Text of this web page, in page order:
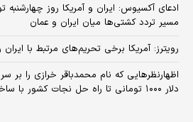
ادعای آکسیوس: ایران و آمریکا روز چهارشنبه
مسیر تردد کشتی‌ها میان ایران و عمان
رویترز: آمریکا برخی تحریم‌های مرتبط با
اظهارنظرهایی که نام محمدباقر خرازی را بر
دلار ۱۰۰۰ تومانی تا راه حل نجات کشور با ساخت بمب اتم و شلیک آن!